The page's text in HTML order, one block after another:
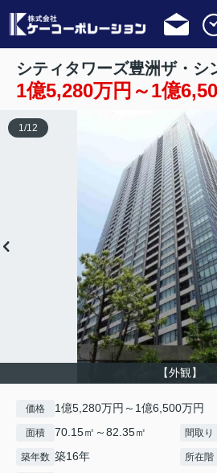
シティタワーズ豊洲ザ・シ
1億5,280万円～1億
【外観】
1 /12
価格 1億5,280万円～1億6,500万円
面積 70.15㎡～82.35㎡ 間取り
築年数 築16年 所在階